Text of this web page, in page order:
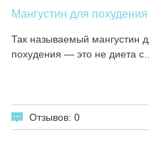
Мангустин для похудения
Так называемый мангустин
похудения — это не диета
Отзывов: 0